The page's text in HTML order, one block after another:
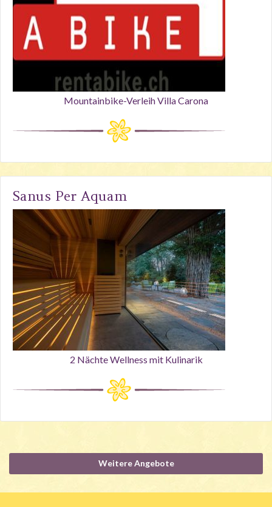
Mountainbike-Verleih Villa Carona
Sanus Per Aquam
2 Nächte Wellness mit Kulinarik
Weitere Angebote